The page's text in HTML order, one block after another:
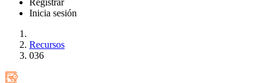
Registrar
Inicia sesión
Recursos
036